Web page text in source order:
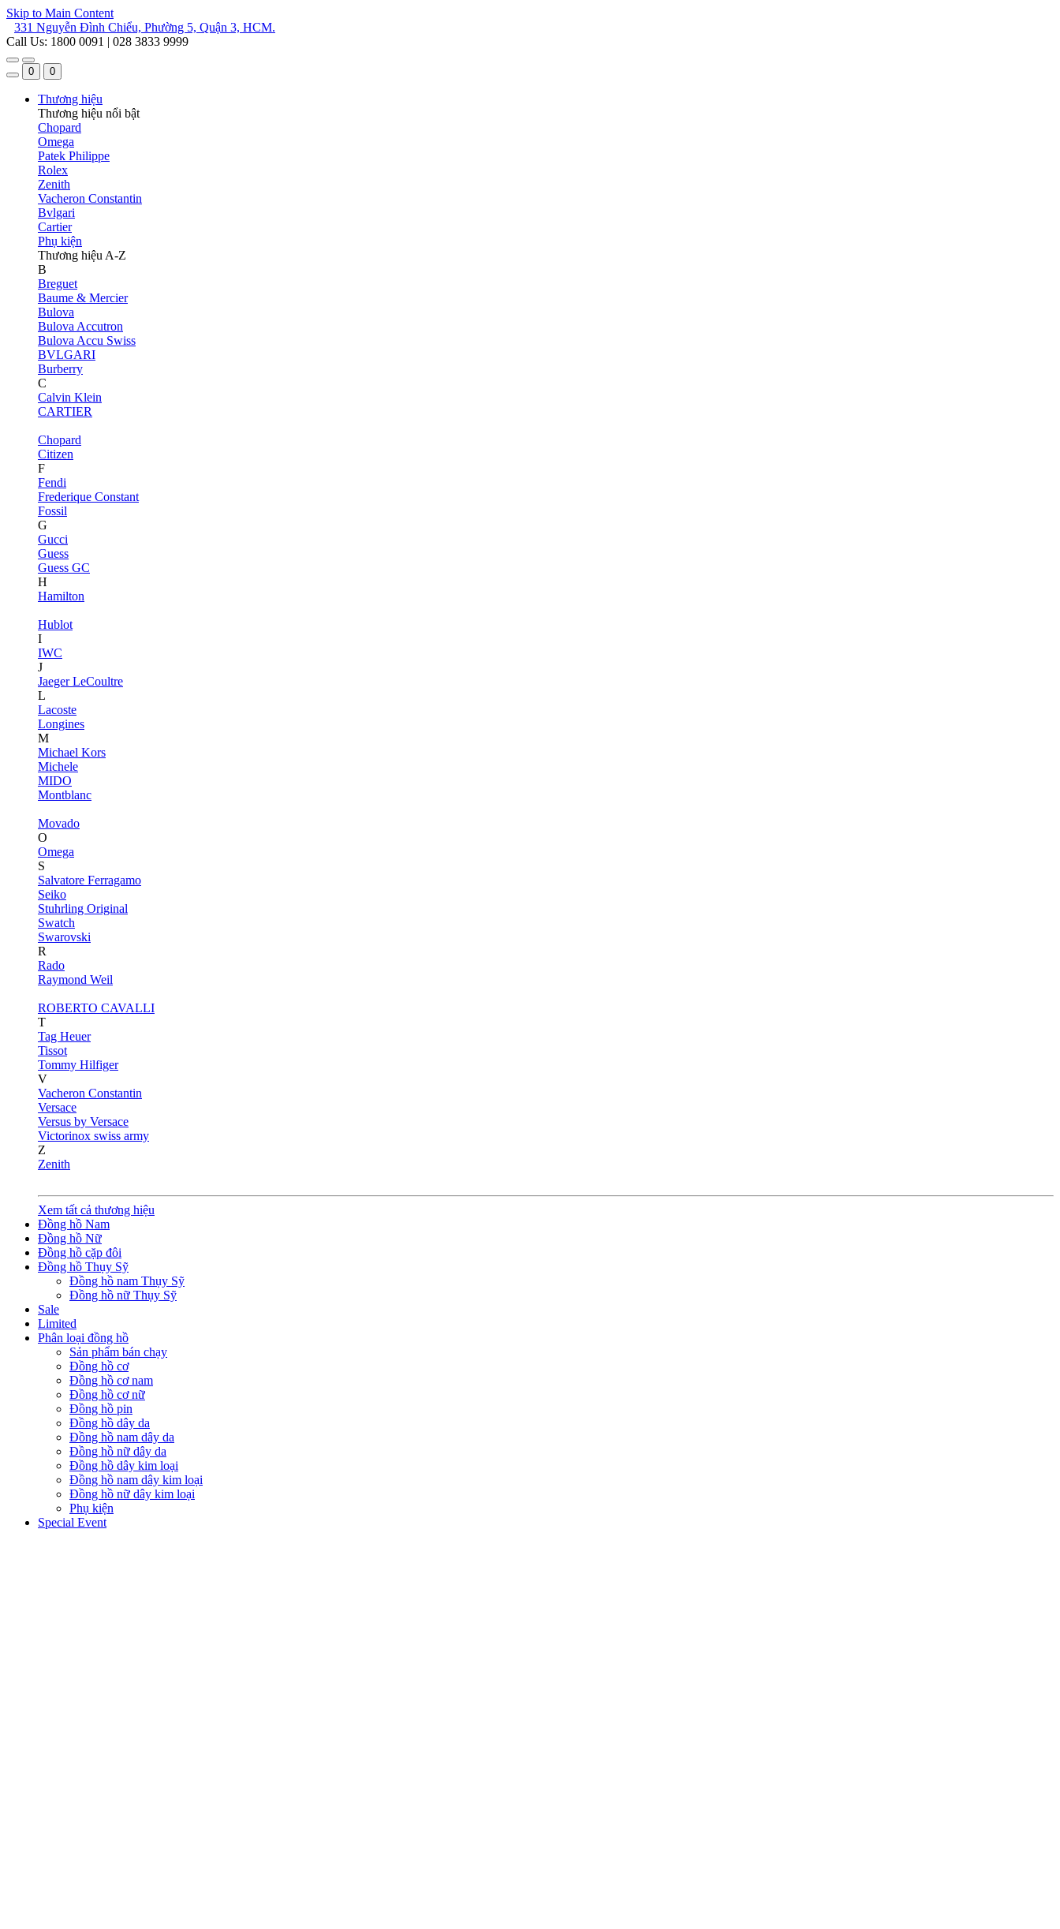
Skip to Main Content
331 Nguyễn Đình Chiểu, Phường 5, Quận 3, HCM.
Call Us: 1800 0091 | 028 3833 9999
0 0
Thương hiệu
Thương hiệu nổi bật
Chopard
Omega
Patek Philippe
Rolex
Zenith
Vacheron Constantin
Bvlgari
Cartier
Phụ kiện
Thương hiệu A-Z
B
Breguet
Baume & Mercier
Bulova
Bulova Accutron
Bulova Accu Swiss
BVLGARI
Burberry
C
Calvin Klein
CARTIER
Chopard
Citizen
F
Fendi
Frederique Constant
Fossil
G
Gucci
Guess
Guess GC
H
Hamilton
Hublot
I
IWC
J
Jaeger LeCoultre
L
Lacoste
Longines
M
Michael Kors
Michele
MIDO
Montblanc
Movado
O
Omega
S
Salvatore Ferragamo
Seiko
Stuhrling Original
Swatch
Swarovski
R
Rado
Raymond Weil
ROBERTO CAVALLI
T
Tag Heuer
Tissot
Tommy Hilfiger
V
Vacheron Constantin
Versace
Versus by Versace
Victorinox swiss army
Z
Zenith
Xem tất cả thương hiệu
Đồng hồ Nam
Đồng hồ Nữ
Đồng hồ cặp đôi
Đồng hồ Thụy Sỹ
Đồng hồ nam Thụy Sỹ
Đồng hồ nữ Thụy Sỹ
Sale
Limited
Phân loại đồng hồ
Sản phẩm bán chạy
Đồng hồ cơ
Đồng hồ cơ nam
Đồng hồ cơ nữ
Đồng hồ pin
Đồng hồ dây da
Đồng hồ nam dây da
Đồng hồ nữ dây da
Đồng hồ dây kim loại
Đồng hồ nam dây kim loại
Đồng hồ nữ dây kim loại
Phụ kiện
Special Event